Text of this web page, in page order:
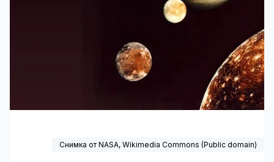
Снимка от NASA, Wikimedia Commons (Public domain)